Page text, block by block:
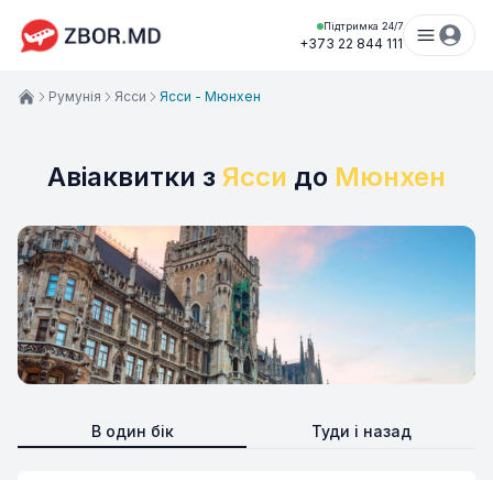
Підтримка 24/7
+373 22 844 111
Авіаквитки з Ясси до Мюнхен
В один бік Туди і назад
Румунія Ясси Ясси - Мюнхен